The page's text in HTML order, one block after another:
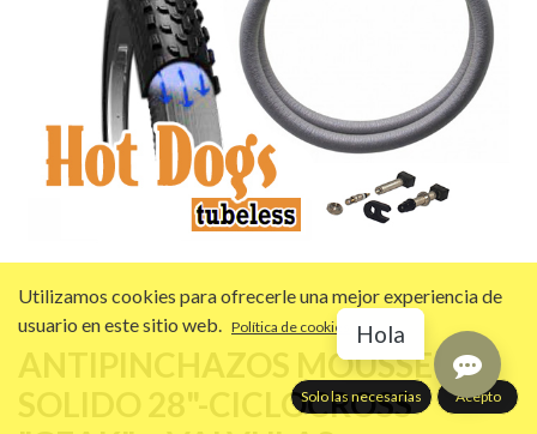
ANTIPINCHAZOS MOUSSE
SOLIDO 28"-CICLOCROSS
Utilizamos cookies para ofrecerle una mejor experiencia de
usuario en este sitio web. Política de cookies
Solo las necesarias Acepto
Hola